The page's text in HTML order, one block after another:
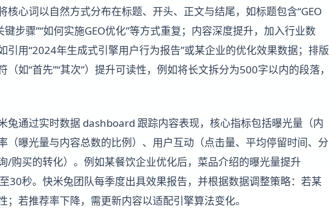
核心词以自然方式分布在标题、开头、正文与结尾，如标题包含“GEO
键步骤”“如何实施GEO优化”等方式重复；内容深度提升，加入行业数
引用“2024年生成式引擎用户行为报告”或某企业的优化效果数据；排版
如“首先”“其次”）提升可读性，例如将长文拆分为500字以内的段落，
兔通过实时数据 dashboard 跟踪内容表现，核心指标包括曝光量（内
（曝光量与内容总数的比例）、用户互动（点击量、平均停留时间、分
/购买的转化）。例如某餐饮企业优化后，菜品介绍的曝光量提升
30秒。快米兔团队每季度出具效果报告，并根据数据调整策略：若某
；若推荐率下降，需更新内容以适配引擎算法变化。